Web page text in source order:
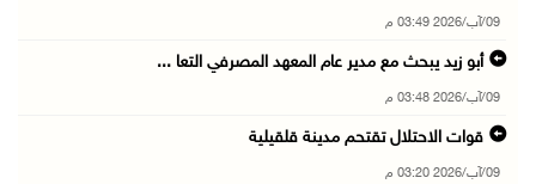
09/آب/2026 03:49 م
أبو زيد يبحث مع مدير عام المعهد المصرفي التعا ...
09/آب/2026 03:48 م
قوات الاحتلال تقتحم مدينة قلقيلية
09/آب/2026 03:20 م